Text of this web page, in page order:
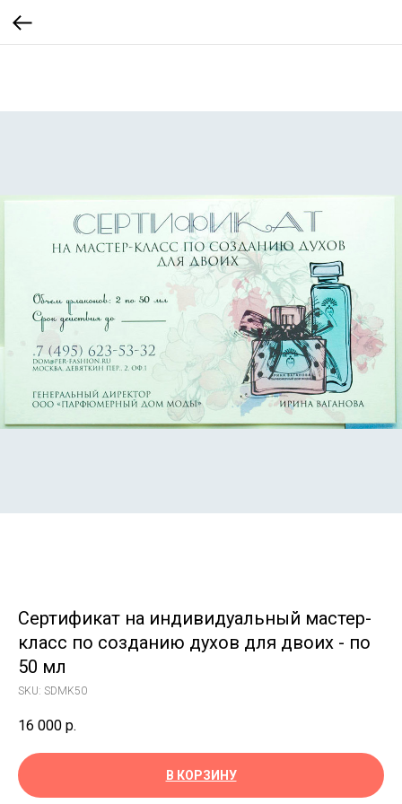
Сертификат на индивидуальный мастер-
класс по созданию духов для двоих - по
50 мл
SKU: SDMK50
16 000 р.
В КОРЗИНУ